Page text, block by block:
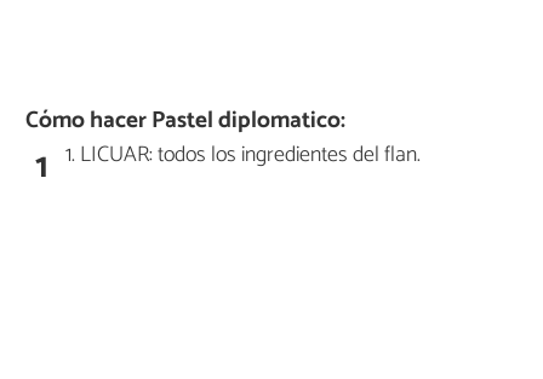
Cómo hacer Pastel diplomatico:
1 1. LICUAR: todos los ingredientes del flan.